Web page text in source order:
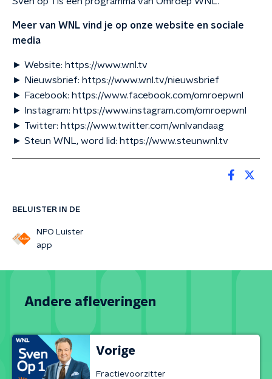
BELUISTER IN DE
NPO Luister
app
Meer van WNL vind je op onze website en sociale
media
► Website: https://www.wnl.tv
► Nieuwsbrief: https://www.wnl.tv/nieuwsbrief
► Facebook: https://www.facebook.com/omroepwnl
► Instagram: https://www.instagram.com/omroepwnl
► Twitter: https://www.twitter.com/wnlvandaag
► Steun WNL, word lid: https://www.steunwnl.tv
Andere afleveringen
Vorige
Fractievoorzitter